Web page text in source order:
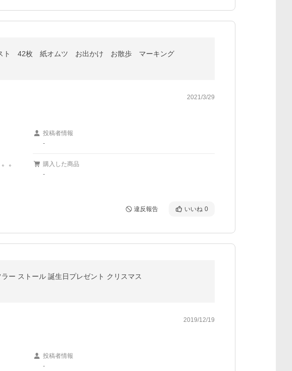
ト 42枚 紙オムツ お出かけ お散歩 マーキング
2021/3/29
。
投稿者情報
-
購入した商品
-
違反報告 いいね 0
ー ストール 誕生日プレゼント クリスマス
2019/12/19
投稿者情報
-